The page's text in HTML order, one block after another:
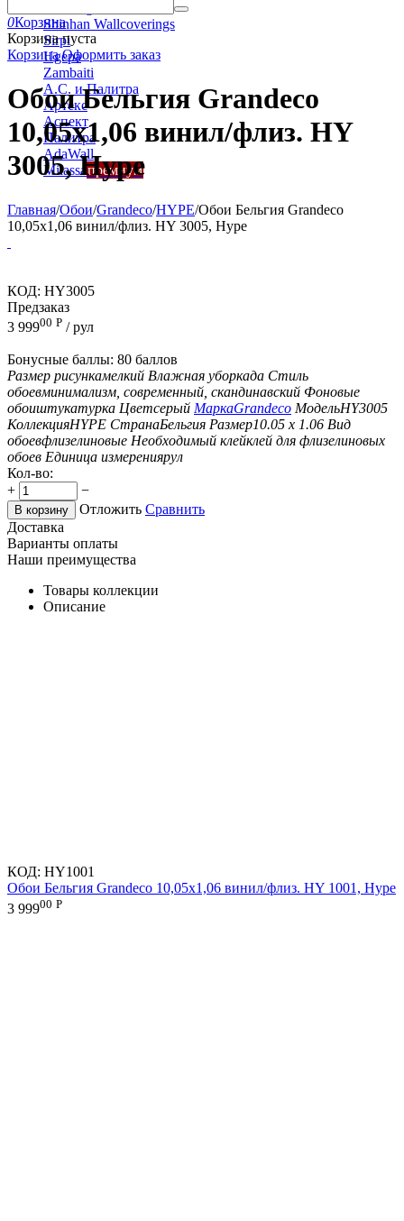
Shinhan Wallcoverings
Sirpi
Ugepa
Zambaiti
А.С. и Палитра
Артекс
Аспект
Палитра
AdaWall
Milassa премиум
0Корзина
Корзина пуста
Корзина Оформить заказ
Обои Бельгия Grandeco
10,05х1,06 винил/флиз. HY
3005, Hype
Главная/Обои/Grandeco/HYPE/Обои Бельгия Grandeco
10,05х1,06 винил/флиз. HY 3005, Hype
КОД: HY3005
Предзаказ
3 99900 Р / рул
Бонусные баллы: 80 баллов
Размер рисункамелкий Влажная уборкада Стиль
обоевминимализм, современный, скандинавский Фоновые
обоиштукатурка Цветсерый МаркаGrandeco МодельHY3005
КоллекцияHYPE СтранаБельгия Размер10.05 х 1.06 Вид
обоевфлизелиновые Необходимый клейклей для флизелиновых
обоев Единица измерениярул
Кол-во:
+
−
В корзину Отложить Сравнить
Доставка
Варианты оплаты
Наши преимущества
Товары коллекции
Описание
КОД: HY1001
Обои Бельгия Grandeco 10,05х1,06 винил/флиз. HY 1001, Hype
3 99900 Р